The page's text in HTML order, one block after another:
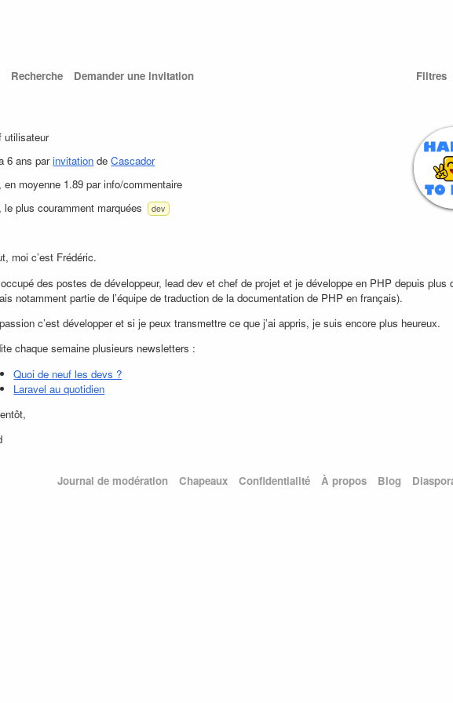
Recherche Demander une invitation Filtres
utilisateur
6 ans parinvitation deCascador
en moyenne 1.89 par info/commentaire
, le plus couramment marquées dev
moi c’est Frédéric.
occupé des postes de développeur, lead dev et chef de projet et je développe en PHP depuis plus
notamment partie de l’équipe de traduction de la documentation de PHP en français).
c’est développer et si je peux transmettre ce que j’ai appris, je suis encore plus heureux.
chaque semaine plusieurs newsletters :
Quoi de neuf les devs ?
Laravel au quotidien
Journal de modération Chapeaux Confidentialité À propos Blog